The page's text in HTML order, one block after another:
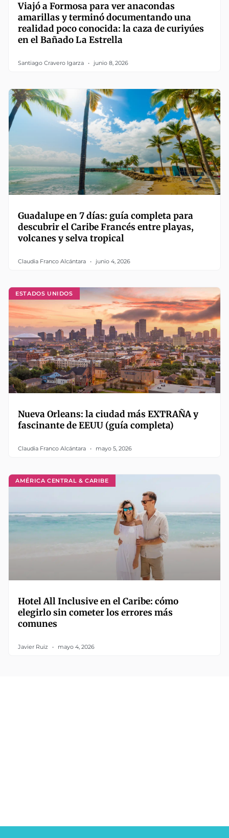
Viajó a Formosa para ver anacondas
amarillas y terminó documentando una
realidad poco conocida: la caza de curiyúes
en el Bañado La Estrella
Santiago Cravero Igarza junio 8, 2026
Guadalupe en 7 días: guía completa para
descubrir el Caribe Francés entre playas,
volcanes y selva tropical
Claudia Franco Alcántara junio 4, 2026
ESTADOS UNIDOS
Nueva Orleans: la ciudad más EXTRAÑA y
fascinante de EEUU (guía completa)
Claudia Franco Alcántara mayo 5, 2026
AMÉRICA CENTRAL & CARIBE
Hotel All Inclusive en el Caribe: cómo
elegirlo sin cometer los errores más
comunes
Javier Ruiz mayo 4, 2026